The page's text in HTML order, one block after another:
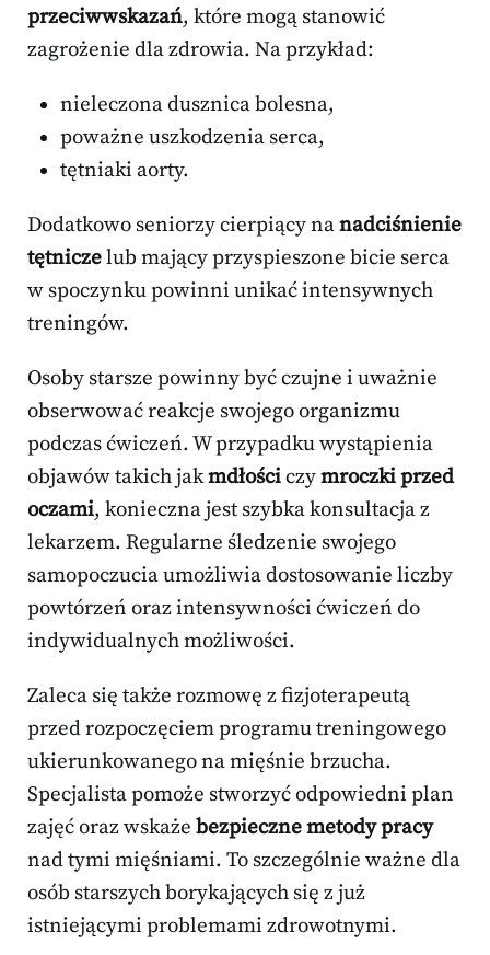
przeciwwskazań, które mogą stanowić
zagrożenie dla zdrowia. Na przykład:
nieleczona dusznica bolesna,
poważne uszkodzenia serca,
tętniaki aorty.
Dodatkowo seniorzy cierpiący nanadciśnienie
tętniczelub mający przyspieszone bicie serca
w spoczynku powinni unikać intensywnych
treningów.
Osoby starsze powinny być czujne i uważnie
obserwować reakcje swojego organizmu
podczas ćwiczeń. W przypadku wystąpienia
objawów takich jakmdłościczymroczki przed
oczami, konieczna jest szybka konsultacja z
lekarzem. Regularne śledzenie swojego
samopoczucia umożliwia dostosowanie liczby
powtórzeń oraz intensywności ćwiczeń do
indywidualnych możliwości.
Zaleca się także rozmowę z fizjoterapeutą
przed rozpoczęciem programu treningowego
ukierunkowanego na mięśnie brzucha.
Specjalista pomoże stworzyć odpowiedni plan
zajęć oraz wskaże bezpieczne metody pracy
nad tymi mięśniami. To szczególnie ważne dla
osób starszych borykających się z już
istniejącymi problemami zdrowotnymi.